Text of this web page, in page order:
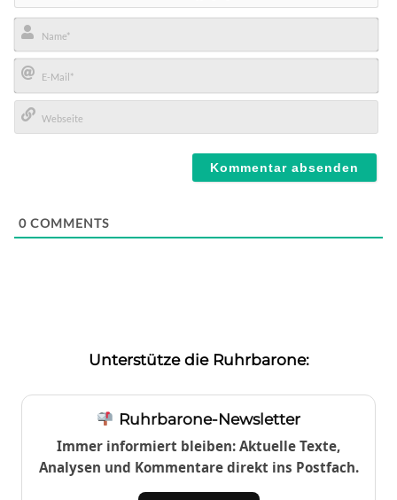
Name*
E-
Mail*
0 COMMENTS
Unterstütze die Ruhrbarone:
Ruhrbarone-Newsletter
Immer informiert bleiben: Aktuelle Texte,
Analysen und Kommentare direkt ins Postfach.